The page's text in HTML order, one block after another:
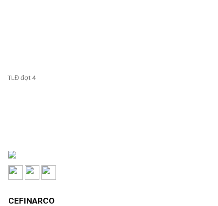
TLĐ đợt 4
CEFINARCO